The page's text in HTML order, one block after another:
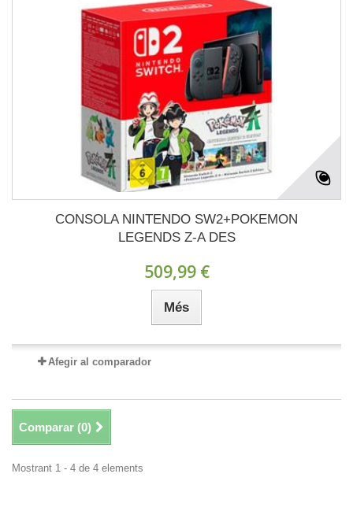
CONSOLA NINTENDO SW2+POKEMON
LEGENDS Z-A DES
509,99 €
Més
Afegir al comparador
Comparar (0)
Mostrant 1 - 4 de 4 elements